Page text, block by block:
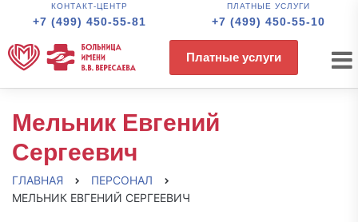
КОНТАКТ-ЦЕНТР
+7 (499) 450-55-81
ПЛАТНЫЕ УСЛУГИ
+7 (499) 450-55-10
Платные услуги
Мельник Евгений
Сергеевич
ГЛАВНАЯ
ПЕРСОНАЛ
МЕЛЬНИК ЕВГЕНИЙ СЕРГЕЕВИЧ